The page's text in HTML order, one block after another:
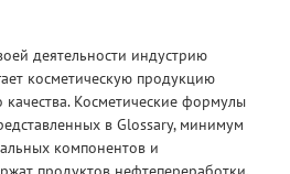
деятельности индустрию
косметическую продукцию
качества. Косметические формулы
в Glossary, минимум
компонентов и